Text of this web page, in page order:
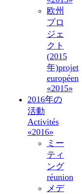
欧州
プロ
ジェ
クト
(2015
年)projet
européen
«2015»
2016年の
活動
Activités
«2016»
ミー
ティ
ング
réunion
メデ